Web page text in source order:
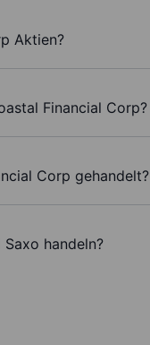
Aktien?
Financial Corp?
Corp gehandelt?
handeln?